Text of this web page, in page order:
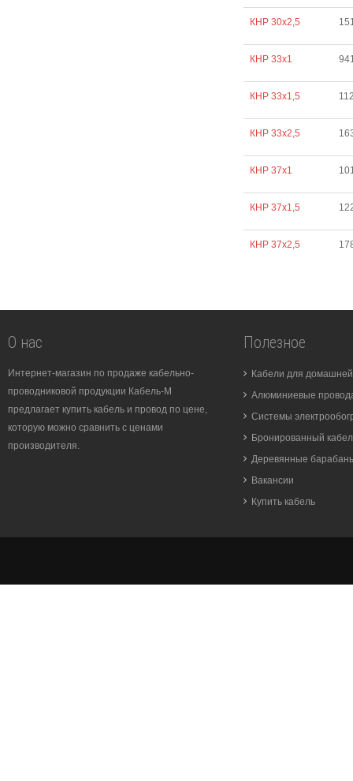
КНР 30х2,5
КНР 33х1
КНР 33х1,5
КНР 33х2,5
КНР 37х1
КНР 37х1,5
КНР 37х2,5
О нас
Интернет-магазин по продаже кабельно-
проводниковой продукции Кабель-М
предлагает купить кабель и провод по цене,
которую можно сравнить с ценами
производителя.
Полезное
Кабели для
Алюминиевые
Системы
Бронированный
Деревянные
Вакансии
Купить кабель